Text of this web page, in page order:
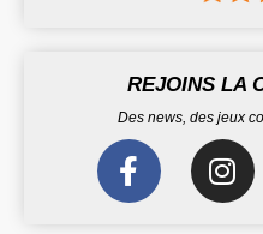
REJOINS LA
Des news, des jeux